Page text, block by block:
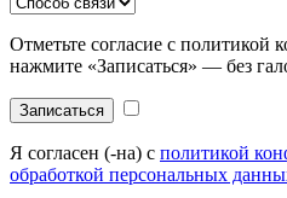
Отметьте согласие с политикой
нажмите «Записаться» — без
Записаться
Я согласен (-на) с политикой
обработкой персональных